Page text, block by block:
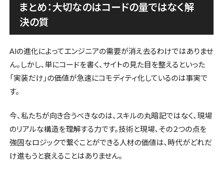
まとめ：大切なのはコードの量ではなく解
決の質
AIの進化によってエンジニアの需要が消え去るわけではありませ
ん。しかし、単にコードを書く、サイトの見た目を整えるといった
「実装だけ」の価値が急速にコモディティ化しているのは事実で
す。
今、私たちが向き合うべきなのは、スキルの丸暗記ではなく、現場
のリアルな構造を理解する力です。技術と現場、その２つの点を
強固なロジックで繋ぐことができる人材の価値は、時代がどれだ
け進もうと衰えることはありません。